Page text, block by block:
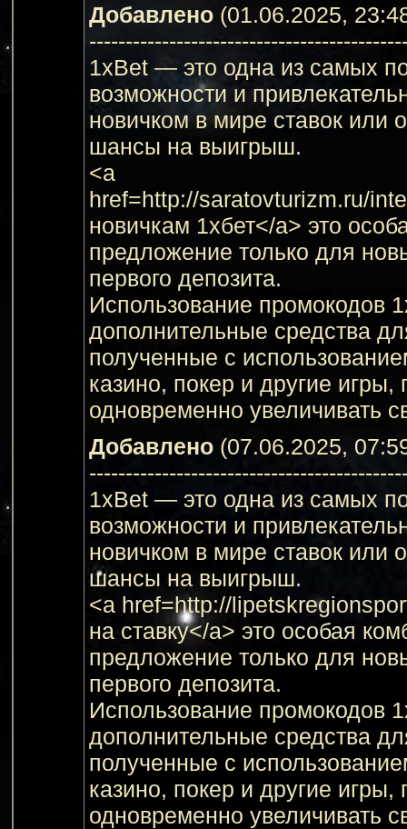
Добавлено (01.06.2025,
1xBet — это одна из самых
возможности и
новичком в мире ставок или
шансы на выигрыш.
<a
href=http://saratovturizm.ru/
новичкам 1хбет</a> это
предложение только для
первого депозита.
Использование промокодов
дополнительные средства
полученные с
казино, покер и другие
одновременно увеличивать
Добавлено (07.06.2025,
1xBet — это одна из самых
возможности и
новичком в мире ставок или
шансы на выигрыш.
<a href=http://
на ставку</a> это особая
предложение только для
первого депозита.
Использование промокодов
дополнительные средства
полученные с
казино, покер и другие
одновременно увеличивать